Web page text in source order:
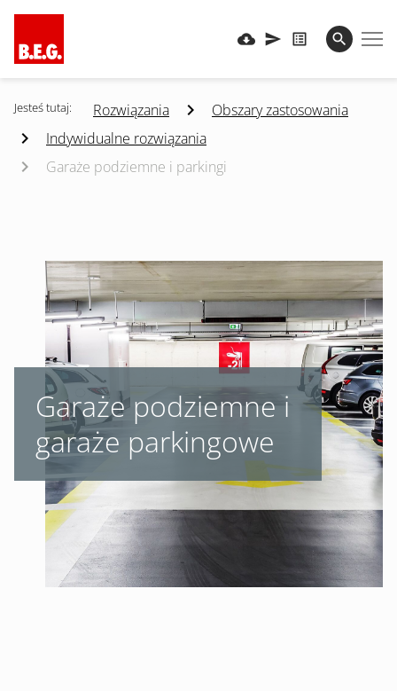
Jesteś tutaj: Rozwiązania
Obszary zastosowania
Indywidualne rozwiązania
Garaże podziemne i parkingi
Garaże podziemne i
garaże parkingowe